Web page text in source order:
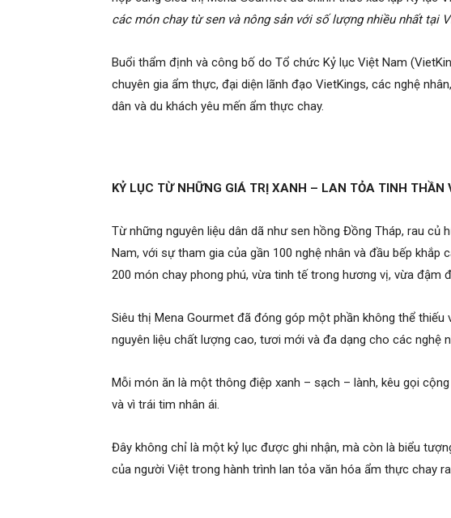
các món chay từ sen và nông sản với số lượng nhiều nhất tại
Buổi thẩm định và công bố do Tổ chức Kỷ lục Việt Nam
chuyên gia ẩm thực, đại diện lãnh đạo VietKings, các nghệ
dân và du khách yêu mến ẩm thực chay.
KỶ LỤC TỪ NHỮNG GIÁ TRỊ XANH – LAN TỎA TINH THẦN
Từ những nguyên liệu dân dã như sen hồng Đồng Tháp, rau củ
Nam, với sự tham gia của gần 100 nghệ nhân và đầu bếp khắp
200 món chay phong phú, vừa tinh tế trong hương vị, vừa đậm
Siêu thị Mena Gourmet đã đóng góp một phần không thể thiếu
nguyên liệu chất lượng cao, tươi mới và đa dạng cho các nghệ
Mỗi món ăn là một thông điệp xanh – sạch – lành, kêu gọi
và vì trái tim nhân ái.
Đây không chỉ là một kỷ lục được ghi nhận, mà còn là biểu
của người Việt trong hành trình lan tỏa văn hóa ẩm thực chay